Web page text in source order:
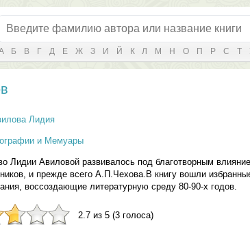
Б В Г Д Е Ж З И Й К Л М Н О П Р С Т
Лидия
и Мемуары
Лидии Авиловой развивалось под благотворным
и прежде всего А.П.Чехова.В книгу вошли
воссоздающие литературную среду 80-90-х годов.
2.7 из 5 (3 голоса)